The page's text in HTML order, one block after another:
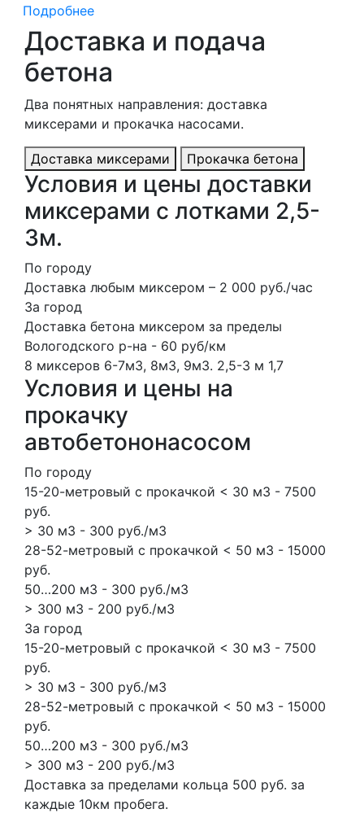
Подробнее
Доставка и подача
бетона
Два понятных направления: доставка
миксерами и прокачка насосами.
Доставка миксерами Прокачка бетона
Условия и цены доставки
миксерами с лотками 2,5-
3м.
По городу
Доставка любым миксером – 2 000 руб./чаc
За город
Доставка бетона миксером за пределы
Вологодского р-на - 60 руб/км
8 миксеров 6-7м3, 8м3, 9м3. 2,5-3 м 1,7
Условия и цены на
прокачку
автобетононасосом
По городу
15-20-метровый с прокачкой < 30 м3 - 7500
руб.
> 30 м3 - 300 руб./м3
28-52-метровый с прокачкой < 50 м3 - 15000
руб.
50…200 м3 - 300 руб./м3
> 300 м3 - 200 руб./м3
За город
15-20-метровый с прокачкой < 30 м3 - 7500
руб.
> 30 м3 - 300 руб./м3
28-52-метровый с прокачкой < 50 м3 - 15000
руб.
50…200 м3 - 300 руб./м3
> 300 м3 - 200 руб./м3
Доставка за пределами кольца 500 руб. за
каждые 10км пробега.